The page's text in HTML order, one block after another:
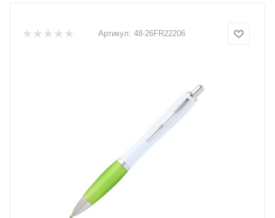
Артикул: 48-26FR22206